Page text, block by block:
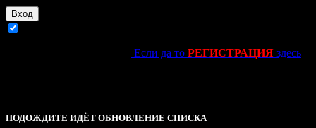
Вход
Если да то РЕГИСТРАЦИЯ здесь
ПОДОЖДИТЕ ИДЁТ ОБНОВЛЕНИЕ СПИСКА
Описание